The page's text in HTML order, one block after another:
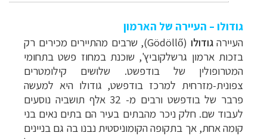
גודולו – העיירה של הארמון
העיירהגודולו (
Gödöllő), שרבים מהתיירים מכירים רק
בזכות ארמון גרשלקוביץ', שוכנת במחוז פשט בתחומי
המטרופולין של בודפשט. שלושים קילומטרים
צפונית-מזרחית למרכז בודפשט, גודולו היא למעשה
פרבר של בודפשט ורבים מ- 32 אלף תושביה נוסעים
לעבוד שם. חלק ניכר מהבתים בעיר הם בתים נאים בני
קומה אחת, אך בתקופה הקומוניסטית נבנו בה גם בניינים